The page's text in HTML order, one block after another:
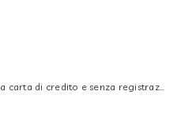
di credito e senza registrazione